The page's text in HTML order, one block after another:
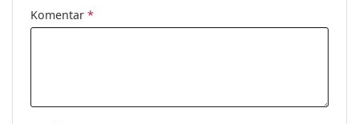
čišćenje:
Kategorija:
Dioptrijske naočale
Komentar *